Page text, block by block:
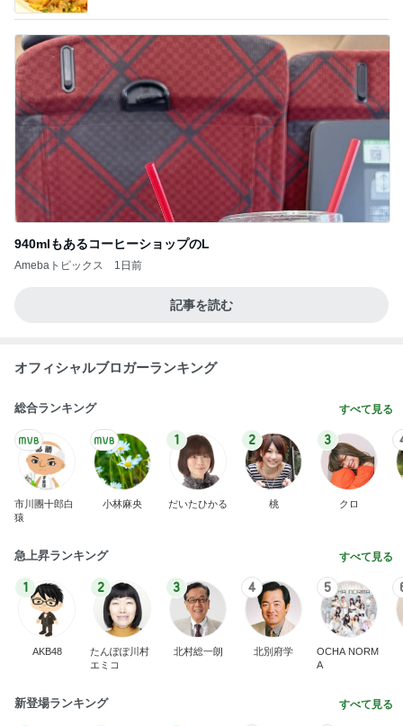
940mlもあるコーヒーショップのL
Amebaトピックス 1日前
記事を読む
オフィシャルブロガーランキング
総合ランキング すべて見る
市川團十郎白
猿
小林麻央
1
だいたひかる
2
桃
3
クロ
急上昇ランキング すべて見る
1
AKB48
2
たんぽぽ川村
エミコ
3
北村総一朗
4
北別府学
5
OCHA NORM
A
新登場ランキング すべて見る